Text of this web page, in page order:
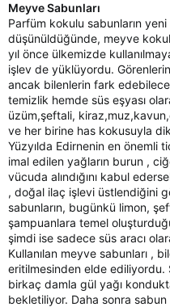
Meyve Sabunları
Parfüm kokulu sabunların
düşünüldüğünde, meyve
yıl önce ülkemizde
işlev de yüklüyordu.
ancak bilenlerin fark
temizlik hemde süs eşyası
üzüm,şeftali,
ve her birine has kokusuyla
Yüzyılda Edirnenin en önemli
imal edilen yağların burun ,
vücuda alındığını kabul
, doğal ilaç işlevi üstlendiğini
sabunların, bugünkü limon,
şampuanlara temel
şimdi ise sadece süs aracı
Kullanılan meyve sabunları ,
eritilmesinden elde ediliyordu.
birkaç damla gül yağı
bekletiliyor. Daha sonra